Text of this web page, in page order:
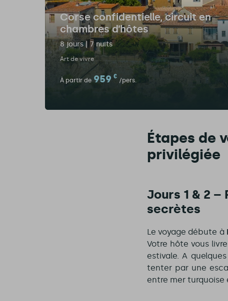
Corse confidentielle, circuit en
chambres d’hôtes
8 jours | 7 nuits
Art de vivre
À partir de 959 €
/pers.
Étapes de
privilégiée
Jours 1 & 2
secrètes
Le voyage débute à
Votre hôte vous
estivale. A
tenter par une
entre mer turquoise